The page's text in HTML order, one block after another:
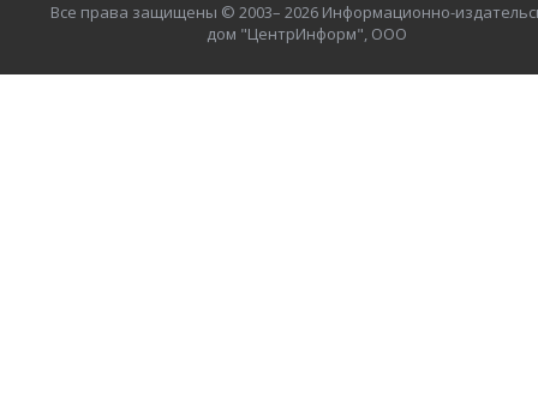
Все права защищены © 2003– 2026 Информационно-
дом "ЦентрИнформ", ООО